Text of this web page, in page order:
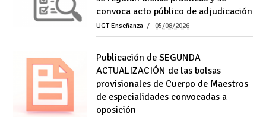
convoca acto público de adjudicación
UGT Enseñanza 05/08/2026
Publicación de SEGUNDA
ACTUALIZACIÓN de las bolsas
provisionales de Cuerpo de Maestros
de especialidades convocadas a
oposición